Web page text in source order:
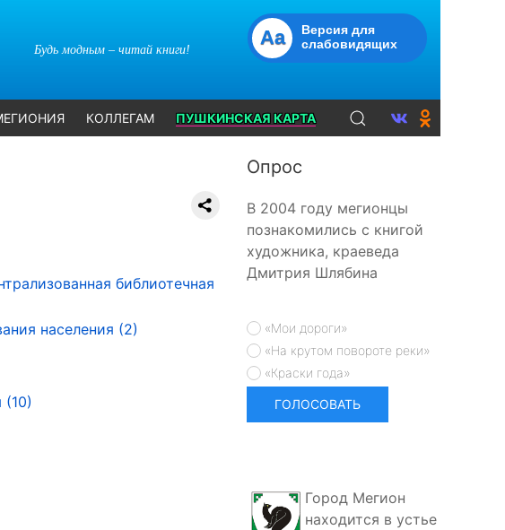
Будь модным – читай книги!
Aa
Версия для
слабовидящих
КОЛЛЕГАМ ПУШКИНСКАЯ КАРТА
библиотечная
населения (2)
(10)
Опрос
В 2004 году мегионцы
познакомились с книгой
художника, краеведа
Дмитрия Шлябина
«Мои дороги»
«На крутом повороте реки»
«Краски года»
Город Мегион
находится в устье